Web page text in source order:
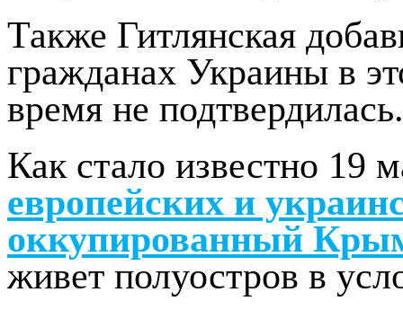
Также Гитлянская
гражданах Украины в
время не подтвердилась.
Как стало известно 19
европейских и
оккупированный
живет полуостров в